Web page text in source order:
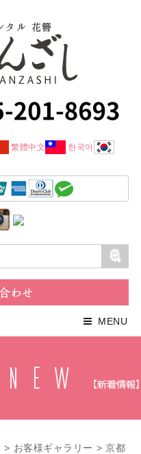
繁體中文 한국어
MENU
> お客様ギャラリー > 京都